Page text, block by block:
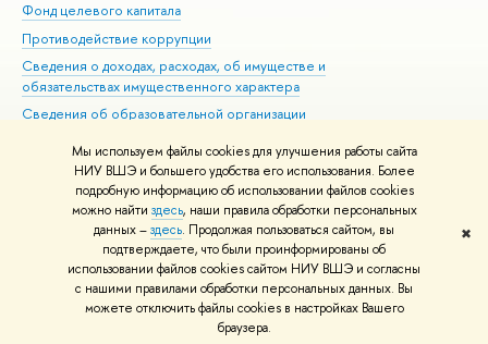
Мы используем файлы cookies для улучшения работы сайта
НИУ ВШЭ и большего удобства его использования. Более
подробную информацию об использовании файлов cookies
можно найти здесь, наши правила обработки персональных
данных –здесь. Продолжая пользоваться сайтом, вы
подтверждаете, что были проинформированы об
использовании файлов cookies сайтом НИУ ВШЭ и согласны
с нашими правилами обработки персональных данных. Вы
можете отключить файлы cookies в настройках Вашего
браузера.
✖
Фонд целевого капитала
Противодействие коррупции
Сведения о доходах, расходах, об имуществе и
обязательствах имущественного характера
Сведения об образовательной организации
Людям с ограниченными возможностями здоровья
Единая платежная страница
Работа в Вышке
© НИУ ВШЭ 1993–2026 Адреса и контакты Условия использования
материалов Политика конфиденциальности Карта сайта
Шрифты HSE Sans и HSE Slab разработаны вШколе дизайна НИУ ВШЭ